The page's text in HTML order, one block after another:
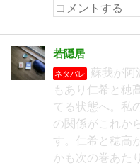
若隠居
ネタバレ
蘇我が阿
もあり仁希と穂
てる状態へ。私
の関係がこれか
す。仁希と穂高
かも次の巻あた